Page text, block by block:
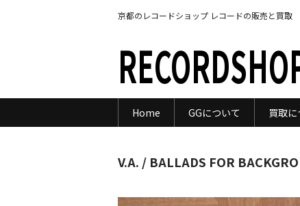
京都のレコードショップ レコードの販売と買取
Home GGについて 買取に
V.A. / BALLADS FOR